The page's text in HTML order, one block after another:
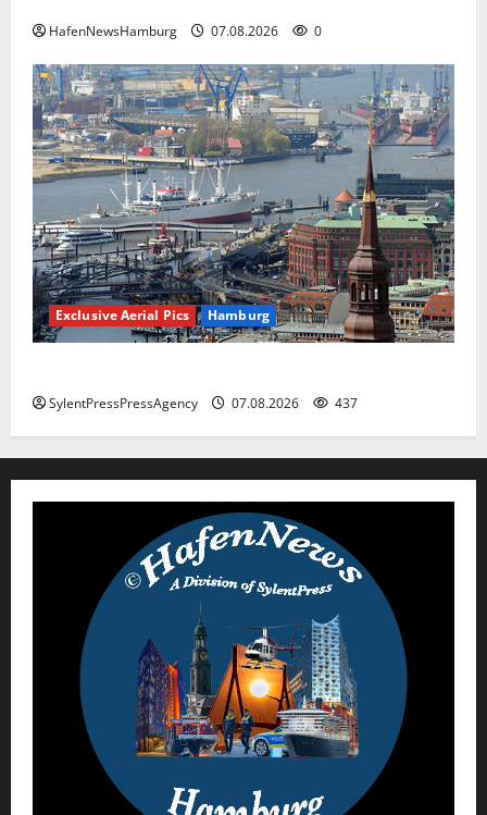
HafenNewsHamburg 07.08.2026 0
Exclusive Aerial Pics Hamburg
SylentPressPressAgency 07.08.2026 437